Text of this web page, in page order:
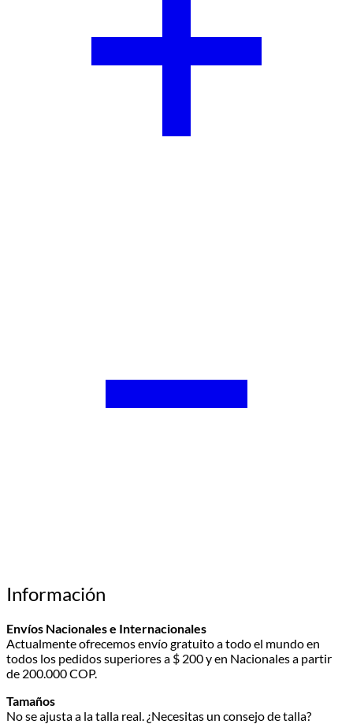
Información
Envíos Nacionales e Internacionales
Actualmente ofrecemos envío gratuito a todo el mundo en
todos los pedidos superiores a $ 200 y en Nacionales a partir
de 200.000 COP.
Tamaños
No se ajusta a la talla real. ¿Necesitas un consejo de talla?